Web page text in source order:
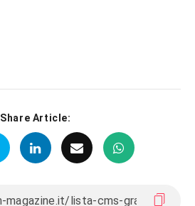
Share Article: